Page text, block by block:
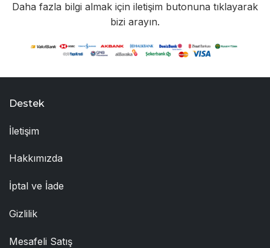
Daha fazla bilgi almak için iletişim butonuna tıklayarak
bizi arayın.
Destek
İletişim
Hakkımızda
İptal ve İade
Gizlilik
Mesafeli Satış